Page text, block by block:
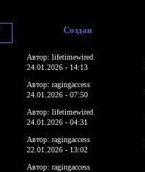
Создан
Автор: lifetimewired
24.01.2026 - 14:13
Автор: ragingaccess
24.01.2026 - 07:50
Автор: lifetimewired
24.01.2026 - 04:31
Автор: ragingaccess
22.01.2026 - 13:02
Автор: ragingaccess